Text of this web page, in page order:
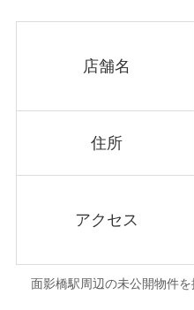
店舗名
住所
アクセス
面影橋駅周辺の未公開物件